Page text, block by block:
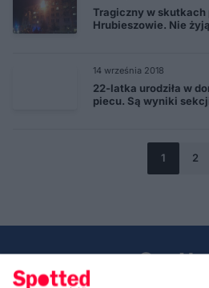
Tragiczny w skutkach
Hrubieszowie. Nie
14 września 2018
22-latka urodziła w
piecu. Są wyniki
1 2